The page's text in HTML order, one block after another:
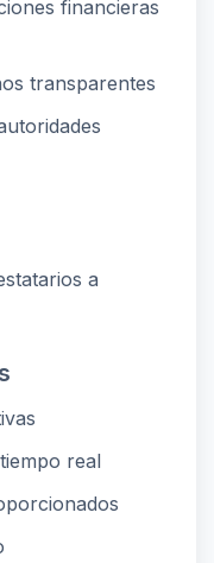
financieras
transparentes
a
real